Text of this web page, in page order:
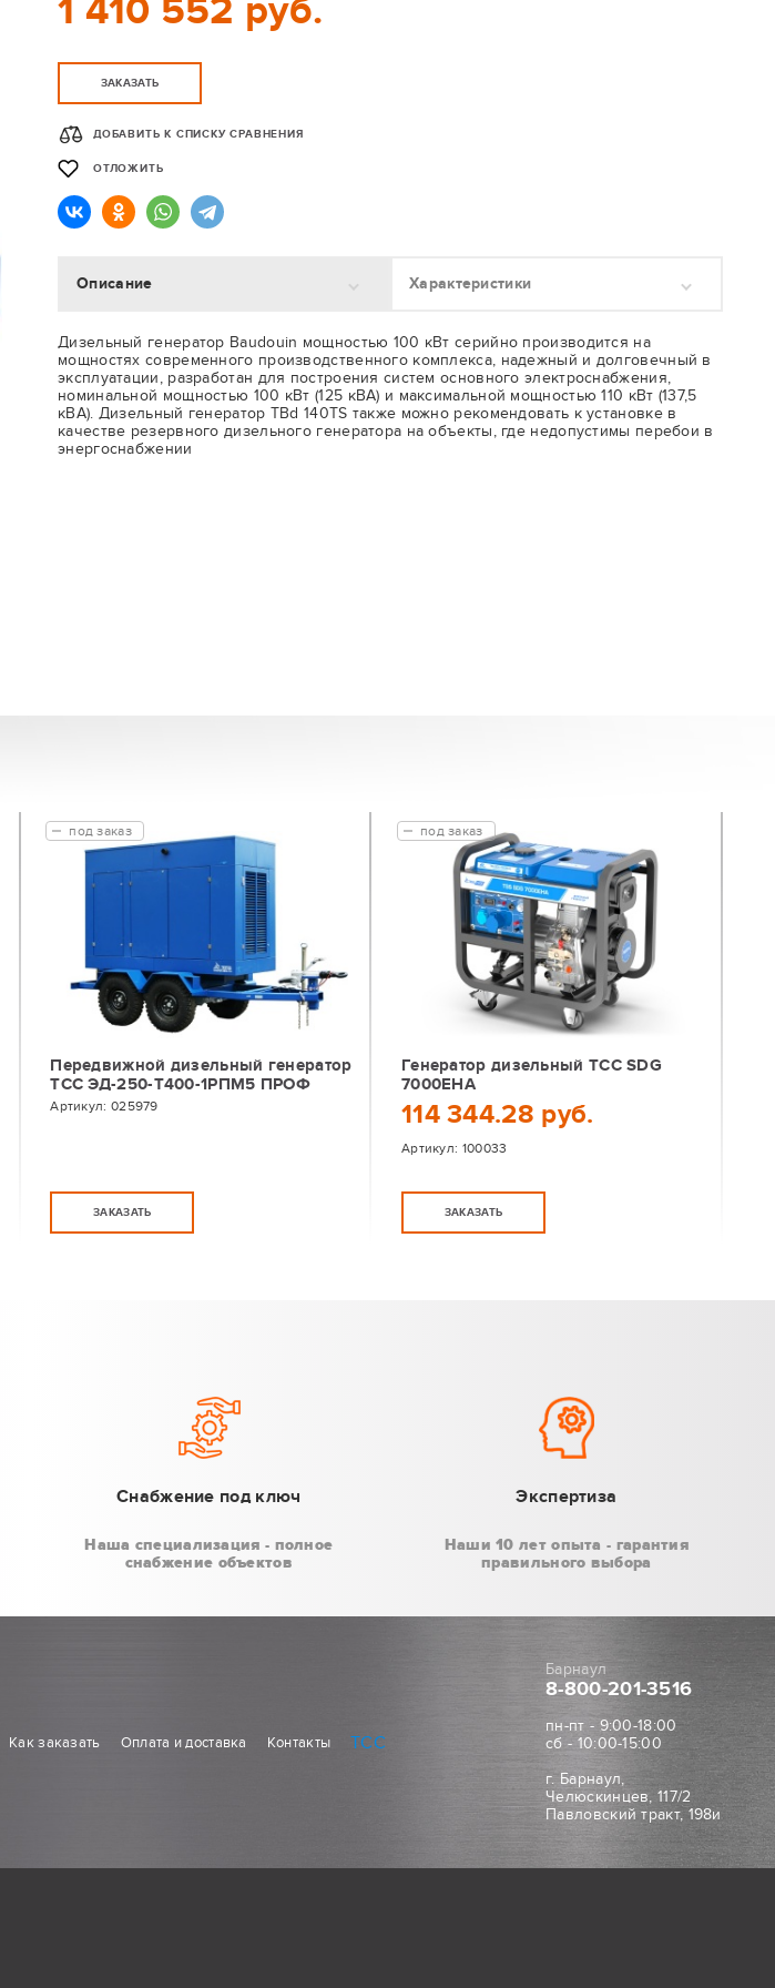
1 410 552 руб.
ЗАКАЗАТЬ
ДОБАВИТЬ К СПИСКУ СРАВНЕНИЯ
ОТЛОЖИТЬ
Описание Характеристики
Дизельный генератор Baudouin мощностью 100 кВт серийно производится на
мощностях современного производственного комплекса, надежный и долговечный в
эксплуатации, разработан для построения систем основного электроснабжения,
номинальной мощностью 100 кВт (125 кВА) и максимальной мощностью 110 кВт (137,5
кВА). Дизельный генератор TBd 140TS также можно рекомендовать к установке в
качестве резервного дизельного генератора на объекты, где недопустимы перебои в
энергоснабжении
Передвижной дизельный генератор
ТСС ЭД-250-Т400-1РПМ5 ПРОФ
Артикул: 025979
под заказ
ЗАКАЗАТЬ
Генератор дизельный TCC SDG
7000EHA
114 344.28 руб.
Артикул: 100033
под заказ
ЗАКАЗАТЬ
Снабжение под ключ
Наша специализация - полное
снабжение объектов
Экспертиза
Наши 10 лет опыта - гарантия
правильного выбора
Как заказать Оплата и доставка Контакты ТСС
Барнаул
8-800-201-3516
пн-пт - 9:00-18:00
сб - 10:00-15:00
г. Барнаул,
Челюскинцев, 117/2
Павловский тракт, 198и